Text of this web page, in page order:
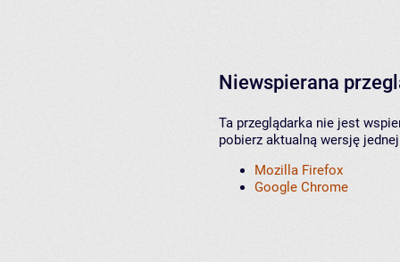
Niewspierana
Ta przeglądarka nie jest
pobierz aktualną wersję
Mozilla Firefox
Google Chrome